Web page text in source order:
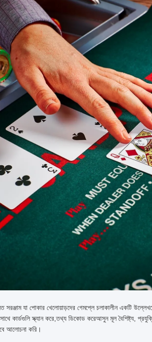
যা পোকার খেলোয়াড়দের গেমপ্লে চলাকালীন একটি
কার্ডগুলি স্ক্যান করে,তথ্য ডিকোড করেআসুন মূল বৈশিষ্ট্য,
আলোচনা করি।